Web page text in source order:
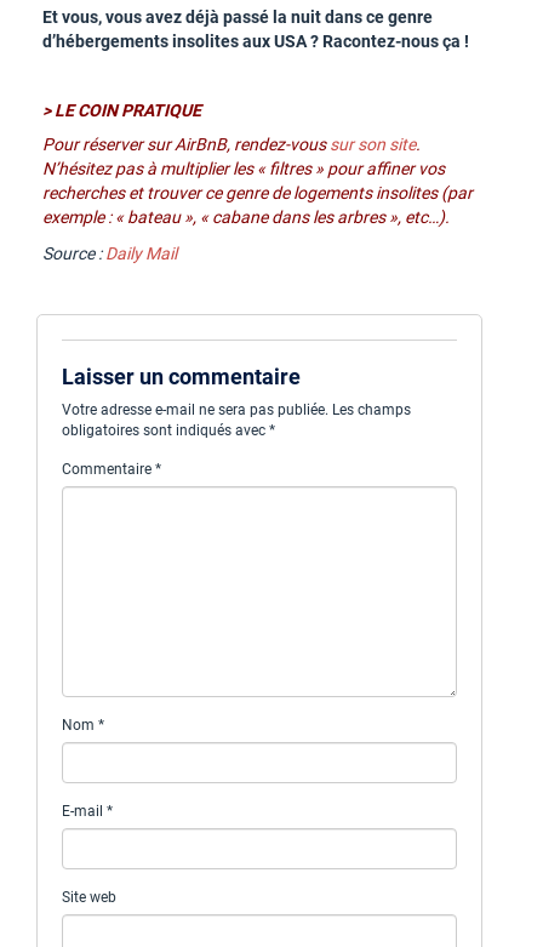
Et vous, vous avez déjà passé la nuit dans ce genre
d’hébergements insolites aux USA ? Racontez-nous ça !
> LE COIN PRATIQUE
Pour réserver sur AirBnB, rendez-voussur son site.
N’hésitez pas à multiplier les « filtres » pour affiner vos
recherches et trouver ce genre de logements insolites (par
exemple : « bateau », « cabane dans les arbres », etc…).
Source :Daily Mail
Laisser un commentaire
Votre adresse e-mail ne sera pas publiée. Les champs
obligatoires sont indiqués avec *
Commentaire *
Nom *
E-mail *
Site web